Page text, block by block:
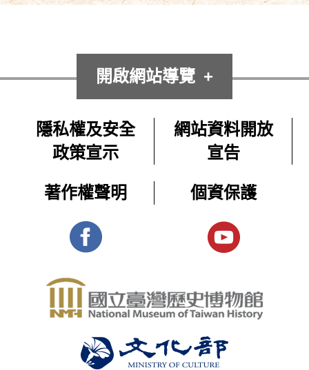
開啟網站導覽
隱私權及安全
政策宣示
網站資料開放
宣告
著作權聲明 個資保護